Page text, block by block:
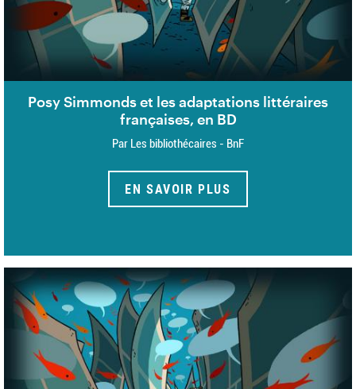
Posy Simmonds et les adaptations littéraires
françaises, en BD
Par Les bibliothécaires - BnF
EN SAVOIR PLUS